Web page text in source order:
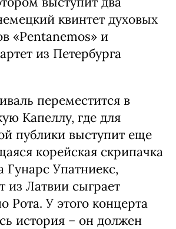
квинтет духовых
«Pentanemos» и
из Петербурга
переместится в
Капеллу, где для
публики выступит еще
корейская скрипачка
Упатниекс,
из Латвии сыграет
Рота. У этого концерта
история – он должен